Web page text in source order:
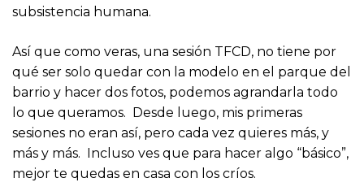
subsistencia humana.
Así que como veras, una sesión TFCD, no tiene por
qué ser solo quedar con la modelo en el parque del
barrio y hacer dos fotos, podemos agrandarla todo
lo que queramos. Desde luego, mis primeras
sesiones no eran así, pero cada vez quieres más, y
más y más. Incluso ves que para hacer algo “básico”,
mejor te quedas en casa con los críos.